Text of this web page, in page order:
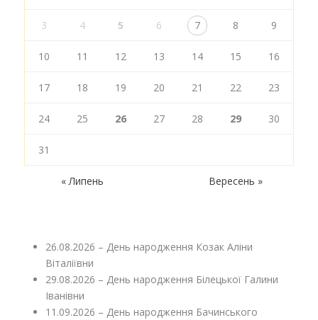
3 4 5 6 7 8 9
10 11 12 13 14 15 16
17 18 19 20 21 22 23
24 25 26 27 28 29 30
31
« Липень Вересень »
26.08.2026 – День народження Козак Аліни
Віталіївни
29.08.2026 – День народження Білецької Галини
Іванівни
11.09.2026 – День народження Бачинського